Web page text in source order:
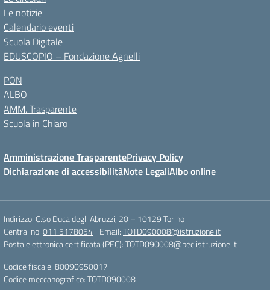
Le notizie
Calendario eventi
Scuola Digitale
EDUSCOPIO – Fondazione Agnelli
PON
ALBO
AMM. Trasparente
Scuola in Chiaro
Amministrazione TrasparentePrivacy Policy
Dichiarazione di accessibilitàNote LegaliAlbo online
Indirizzo: C.so Duca degli Abruzzi, 20 – 10129 Torino
Centralino:011.5178054 Email:TOTD090008@istruzione.it
Posta elettronica certificata (PEC):TOTD090008@pec.istruzione.it
Codice fiscale: 80090950017
Codice meccanografico:TOTD090008